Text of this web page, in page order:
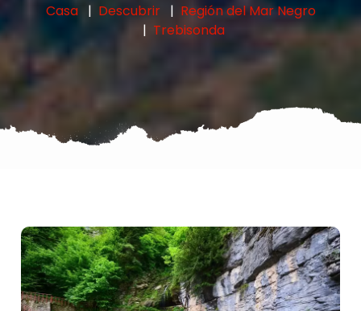
Casa Descubrir
Región del Mar Negro
Trebisonda